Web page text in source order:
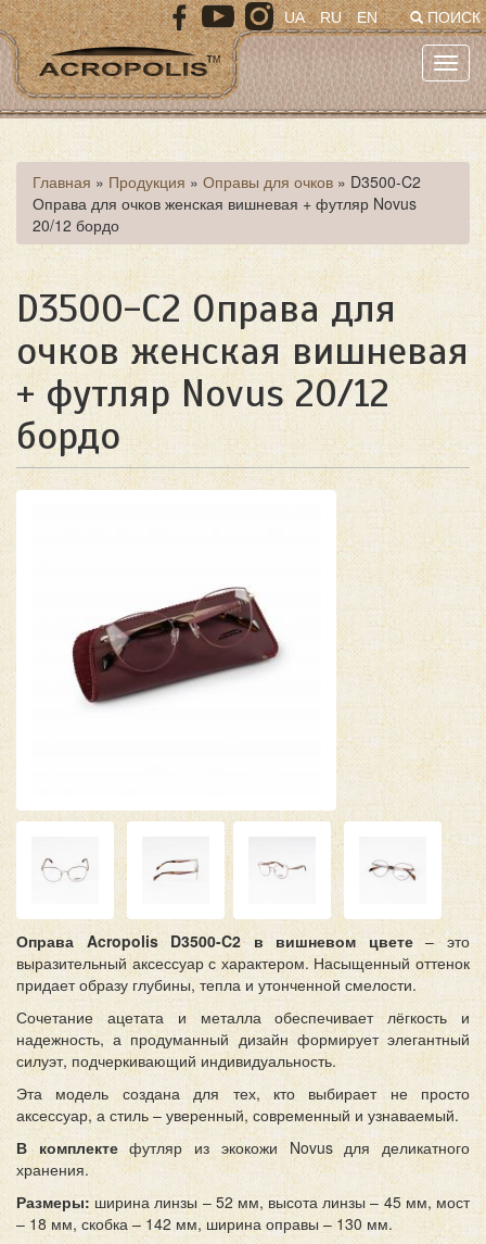
Перейти
к
основному
содержанию
ПОИСК
UA RU EN
Вы
здесь
Главная » Продукция » Оправы для очков » D3500-C2
Оправа для очков женская вишневая + футляр Novus
20/12 бордо
D3500-C2 Оправа для
очков женская вишневая
+ футляр Novus 20/12
бордо
Оправа Acropolis D3500-C2 в вишневом цвете– это
выразительный аксессуар с характером. Насыщенный оттенок
придает образу глубины, тепла и утонченной смелости.
Сочетание ацетата и металла обеспечивает лёгкость и
надежность, а продуманный дизайн формирует элегантный
силуэт, подчеркивающий индивидуальность.
Эта модель создана для тех, кто выбирает не просто
аксессуар, а стиль – уверенный, современный и узнаваемый.
В комплектефутляр из экокожи Novus для деликатного
хранения.
Размеры: ширина линзы – 52 мм, высота линзы – 45 мм, мост
– 18 мм, скобка – 142 мм, ширина оправы – 130 мм.